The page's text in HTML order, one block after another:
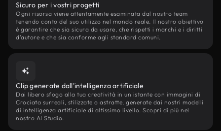
Sicuro per i vostri progetti
Ogni risorsa viene attentamente esaminata dal nostro team
tenendo conto del suo utilizzo nel mondo reale. Il nostro obiettivo
è garantire che sia sicura da usare, che rispetti i marchi e i diritti
d'autore e che sia conforme agli standard comuni.
Clip generate dall'intelligenza artificiale
Dai libero sfogo alla tua creatività in un istante con immagini di
Crociata surreali, stilizzate o astratte, generate dai nostri modelli
di intelligenza artificiale di altissimo livello. Scopri di più nel
nostro AI Studio.